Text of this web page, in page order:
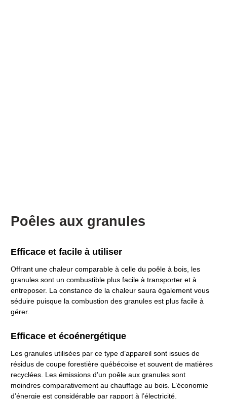
Poêles aux granules
Efficace et facile à utiliser
Offrant une chaleur comparable à celle du poêle à bois, les
granules sont un combustible plus facile à transporter et à
entreposer. La constance de la chaleur saura également vous
séduire puisque la combustion des granules est plus facile à
gérer.
Efficace et écoénergétique
Les granules utilisées par ce type d’appareil sont issues de
résidus de coupe forestière québécoise et souvent de matières
recyclées. Les émissions d’un poêle aux granules sont
moindres comparativement au chauffage au bois. L’économie
d’énergie est considérable par rapport à l’électricité.